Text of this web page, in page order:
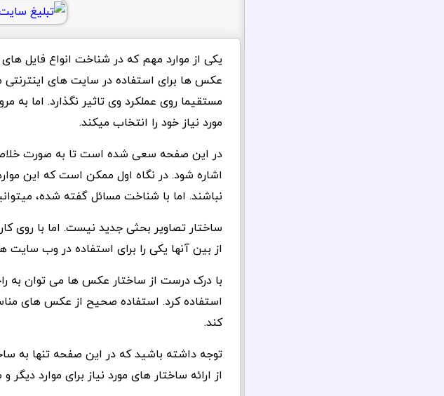
یکی از موارد مهم که در شناخت انواع فایل
عکس ها برای استفاده در سایت های
مستقیما روی عملکرد وی تاثیر نگذارد. اما
مورد نیاز خود را انتخاب میکند.
در این صفحه سعی شده است تا به صورت خلاصه و
اشاره شود. در نگاه اول ممکن است که این
نباشند. اما با شناخت مسائل گفته شده،
ساختار تصاویر بحثی جدید نیست. اما با روی
از بین آنها یکی را برای استفاده در وب سایت
با درک درست از ساختار عکس ها می توان به
استفاده کرد. استفاده صحیح از عکس های
کند.
توجه داشته باشید که در این صفحه تنها به
از ارائه ساختار های مورد نیاز برای موارد